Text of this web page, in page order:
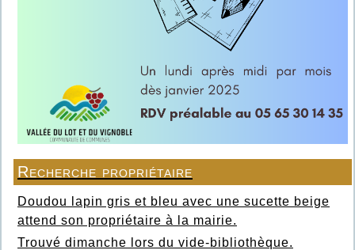
Recherche propriétaire
Doudou lapin gris et bleu avec une sucette beige
attend son propriétaire à la mairie.
Trouvé dimanche lors du vide-bibliothèque.